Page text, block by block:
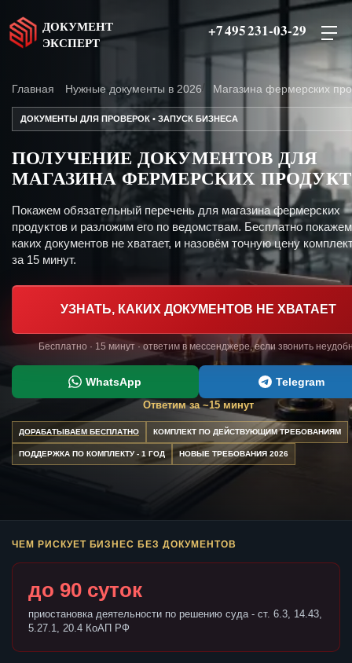
ДОКУМЕНТ
ЭКСПЕРТ
+7 495 231-03-29
Главная Нужные документы в 2026 Магазина фермерских
ДОКУМЕНТЫ ДЛЯ ПРОВЕРОК • ЗАПУСК БИЗНЕСА
ПОЛУЧЕНИЕ ДОКУМЕНТОВ ДЛЯ
МАГАЗИНА ФЕРМЕРСКИХ
Покажем обязательный перечень для магазина фермерских
продуктов и разложим его по ведомствам. Бесплатно
каких документов не хватает, и назовём точную цену
за 15 минут.
УЗНАТЬ, КАКИХ ДОКУМЕНТОВ НЕ ХВАТАЕТ
Бесплатно · 15 минут · ответим в мессенджере, если звонить
WhatsApp Telegram
Ответим за ~15 минут
ДОРАБАТЫВАЕМ БЕСПЛАТНО КОМПЛЕКТ ПО ДЕЙСТВУЮЩИМ ТРЕБОВАНИЯМ
ПОДДЕРЖКА ПО КОМПЛЕКТУ - 1 ГОД НОВЫЕ ТРЕБОВАНИЯ 2026
ЧЕМ РИСКУЕТ БИЗНЕС БЕЗ ДОКУМЕНТОВ
до 90 суток
приостановка деятельности по решению суда - ст. 6.3, 14.43,
5.27.1, 20.4 КоАП РФ